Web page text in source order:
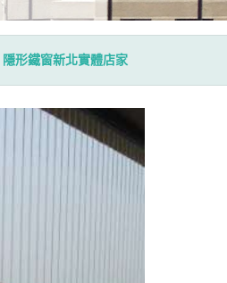
隱形鐵窗新北實體店家